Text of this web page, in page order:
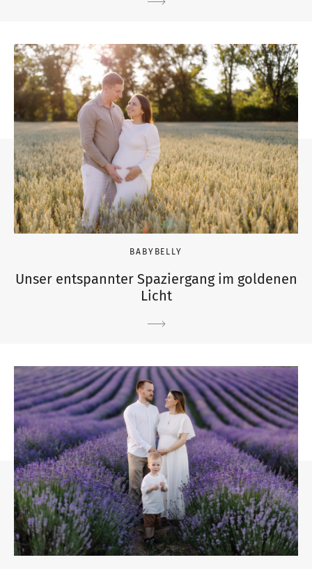
BABYBELLY
Unser entspannter Spaziergang im goldenen
Licht